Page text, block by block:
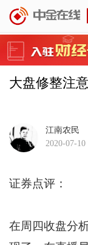
大盘修整注
江南农民
2020-07-10
证券点评：
在周四收盘分